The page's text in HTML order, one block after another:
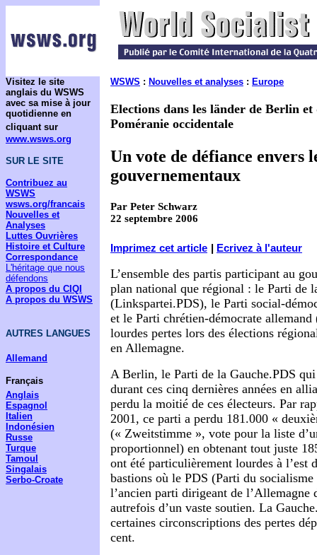
Visitez le site
anglais du WSWS
avec sa mise à jour
quotidienne en
cliquant sur
www.wsws.org
SUR LE SITE
Contribuez au
WSWS
wsws.org/francais
Nouvelles et
Analyses
Luttes Ouvrières
Histoire et Culture
Correspondance
L'héritage que nous
défendons
A propos du CIQI
A propos du WSWS
AUTRES LANGUES
Allemand
Français
Anglais
Espagnol
Italien
Indonésien
Russe
Turque
Tamoul
Singalais
Serbo-Croate
WSWS : Nouvelles et analyses : Europe
Elections dans les länder de Berlin
Poméranie occidentale
Un vote de défiance envers
gouvernementaux
Par Peter Schwarz
22 septembre 2006
Imprimez cet article Ecrivez à l'auteur
L’ensemble des partis participant au
plan national que régional : le Parti de
(Linkspartei.PDS), le Parti social-
et le Parti chrétien-démocrate
lourdes pertes lors des élections
en Allemagne.
A Berlin, le Parti de la Gauche.PDS
durant ces cinq dernières années en
perdu la moitié de ces électeurs. Par
2001, ce parti a perdu 181.000 «
(« Zweitstimme », vote pour la liste
proportionnel) en obtenant tout juste
ont été particulièrement lourdes à l’est
bastions où le PDS (Parti du
l’ancien parti dirigeant de l’Allemagne
autrefois d’un vaste soutien. La
certaines circonscriptions des pertes
cent.